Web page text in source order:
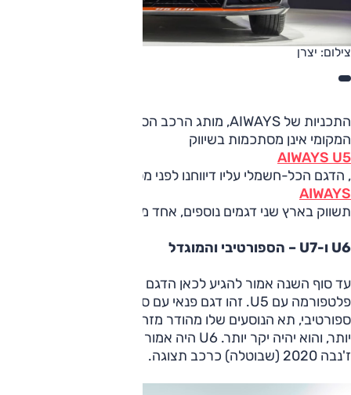
צילום: יצרן
התכניות של AIWAYS, מותג הרכב הסיני הצעיר, עבור השוק
המקומי אינן מסתכמות בשיווק
AIWAYS U5
, הדגם הכל-חשמלי עליו דיווחנו לפני מספר ימים.
AIWAYS
תשווק בארץ שני דגמים נוספים, אחד מהם כבר בשנה זו.
U6 ו-U7 – הספורטיבי והמוגדל
פלטפורמה עם U5. זהו דגם פנאי עם סיומת קופה שעיצובו
יותר, והוא יהיה יקר יותר. U6 היה אמור להיות מוצג בתערוכת
ז'נבה 2020 (שבוטלה) כרכב תצוגה.